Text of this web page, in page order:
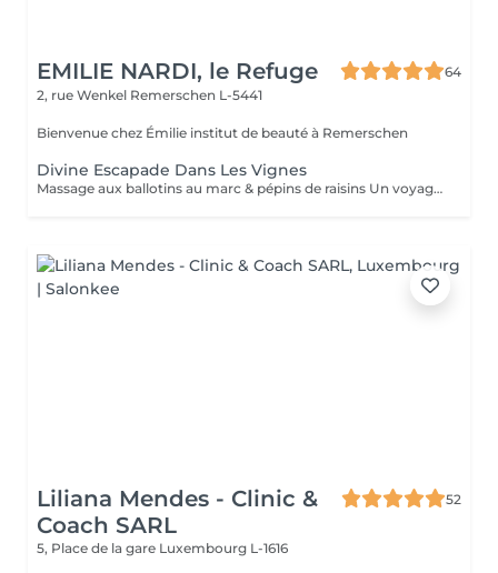
EMILIE NARDI, le Refuge
64
2, rue Wenkel Remerschen L-5441
Bienvenue chez Émilie institut de beauté à Remerschen
Divine Escapade Dans Les Vignes
Massage aux ballotins au marc & pépins de raisins Un voyage inspiré des rituels ancestraux thaïlandais, revisités en vinothérapie. Ce soin relaxant associe manuvres manuelles et ballotins chauds infusés de marc et de pépins de raisin, pour drainer, détendre et purifier en profondeur. Une immersion totale dans une balade au coeur des vignes, entre chaleur bienfaisante et énergie retrouvée.
Liliana Mendes - Clinic &
Coach SARL
52
5, Place de la gare Luxembourg L-1616